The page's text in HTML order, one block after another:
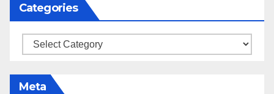
Categories
Categories
Meta